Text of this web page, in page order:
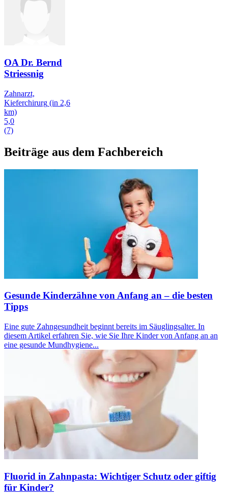
OA Dr. Bernd
Striessnig
Zahnarzt,
Kieferchirurg (in 2,6
km)
5,0
(7)
Beiträge aus dem Fachbereich
Gesunde Kinderzähne von Anfang an – die besten
Tipps
Eine gute Zahngesundheit beginnt bereits im Säuglingsalter. In
diesem Artikel erfahren Sie, wie Sie Ihre Kinder von Anfang an an
eine gesunde Mundhygiene...
Fluorid in Zahnpasta: Wichtiger Schutz oder giftig
für Kinder?